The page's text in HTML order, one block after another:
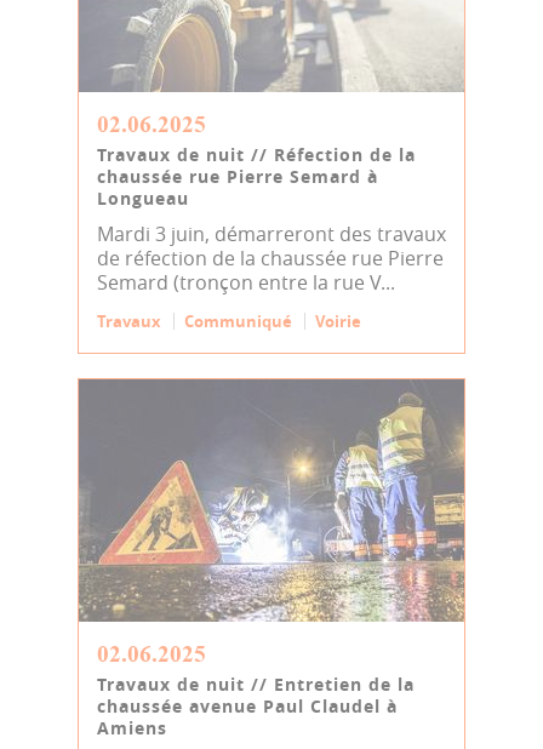
02.06.2025
Travaux de nuit // Réfection de la
chaussée rue Pierre Semard à
Longueau
Mardi 3 juin, démarreront des travaux
de réfection de la chaussée rue Pierre
Semard (tronçon entre la rue V...
Travaux Communiqué Voirie
02.06.2025
Travaux de nuit // Entretien de la
chaussée avenue Paul Claudel à
Amiens